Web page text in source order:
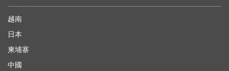
越南
日本
柬埔寨
中國